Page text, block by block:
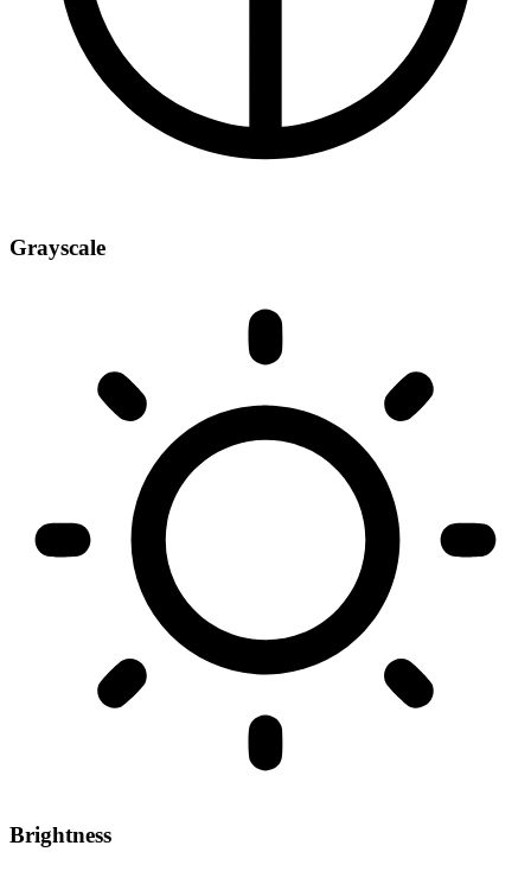
Grayscale
Brightness